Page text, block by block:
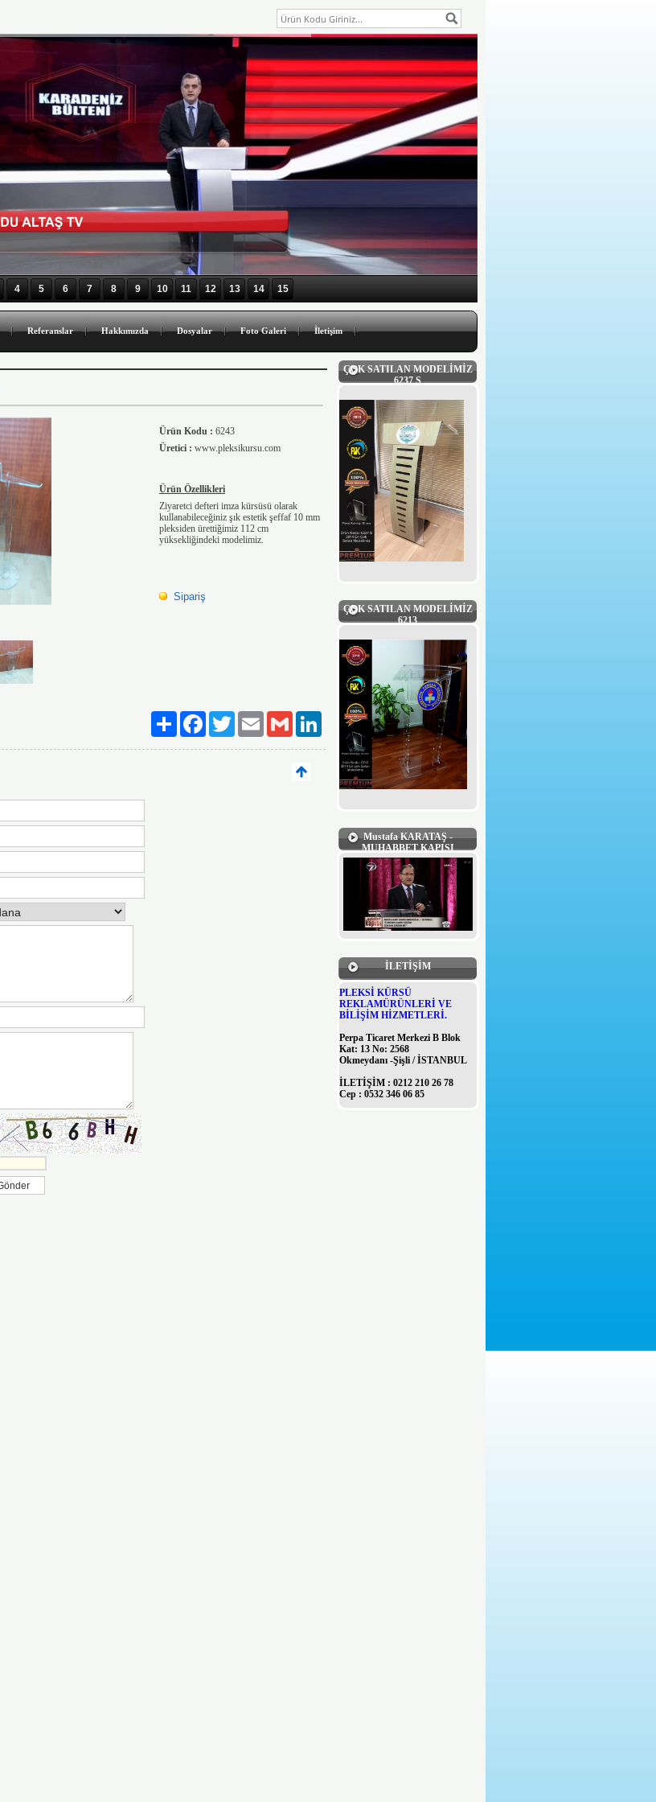
4 5 6 7 8 9 10 11 12 13 14 15
Referanslar Hakkımızda Dosyalar Foto Galeri İletişim
Ürün Kodu : 6243
Üretici : www.pleksikursu.com
Ürün Özellikleri
Ziyaretci defteri imza kürsüsü olarak
kullanabileceğiniz şık estetik şeffaf 10 mm
pleksiden ürettiğimiz 112 cm
yüksekliğindeki modelimiz.
Sipariş
Paylaş FacebookTwitter Email Gmail LinkedIn
ÇOK SATILAN MODELİMİZ
6237 S
ÇOK SATILAN MODELİMİZ
6213
Mustafa KARATAŞ -
MUHABBET KAPISI
İLETİŞİM
PLEKSİ KÜRSÜ
REKLAMÜRÜNLERİ VE
BİLİŞİM HİZMETLERİ.
Perpa Ticaret Merkezi B Blok
Kat: 13 No: 2568
Okmeydanı -Şişli / İSTANBUL
İLETİŞİM : 0212 210 26 78
Cep : 0532 346 06 85